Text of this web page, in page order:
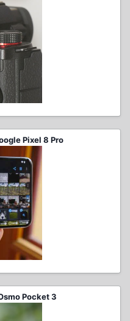
Pixel 8 Pro
Pocket 3